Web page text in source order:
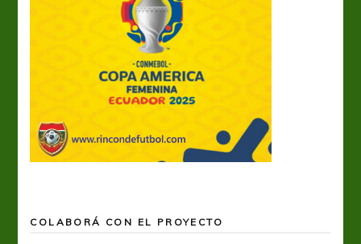
COLABORÁ CON EL PROYECTO